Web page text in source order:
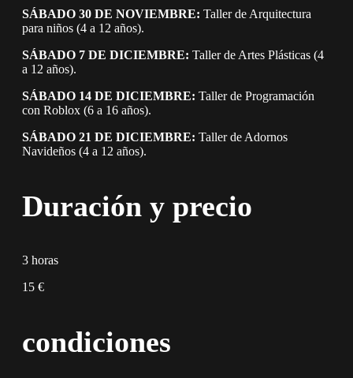
SÁBADO 30 DE NOVIEMBRE: Taller de Arquitectura
para niños (4 a 12 años).
SÁBADO 7 DE DICIEMBRE: Taller de Artes Plásticas (4
a 12 años).
SÁBADO 14 DE DICIEMBRE: Taller de Programación
con Roblox (6 a 16 años).
SÁBADO 21 DE DICIEMBRE: Taller de Adornos
Navideños (4 a 12 años).
Duración y precio
3 horas
15 €
condiciones